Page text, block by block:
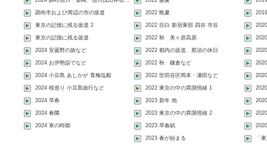
調布市および周辺の市の坂道
東京の記憶に残る坂道 2
東京の記憶に残る坂道
2024 安曇野の旅など
2024 お伊勢詣でなど
2024 小豆島 あしかが 青梅塩船
2024 桜巡り 小豆島旅行など
2024 早春
2024 春隣
2024 寒の時期
2022 晩夏
2022 目白 新宿東部 四谷 市谷
2022 秋 美ヶ原高原
2022 都内の坂道、那須の休日
2022 秋 鎌倉など
2022 世田谷区岡本・瀬田など
2022 東京の中の異国情緒 1
2023 新年 他
2023 東京の中の異国情緒 2
2023 早春賦
2023 春が始まる 「